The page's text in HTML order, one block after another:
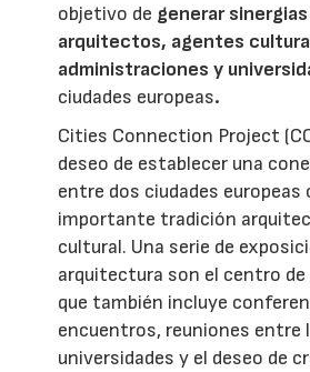
objetivo de generar
arquitectos, agentes
administraciones y
ciudades europeas.
Cities Connection Project
deseo de establecer una
entre dos ciudades europeas
importante tradición
cultural. Una serie de
arquitectura son el centro
que también incluye
encuentros, reuniones entre
universidades y el deseo de